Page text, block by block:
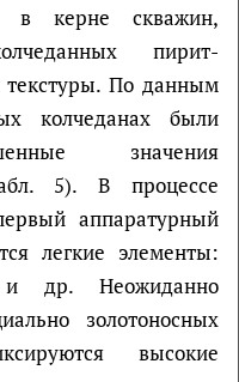
в керне скважин,
пирит-
текстуры. По данным
колчеданах были
значения
5). В процессе
аппаратурный
легкие элементы:
др. Неожиданно
золотоносных
высокие